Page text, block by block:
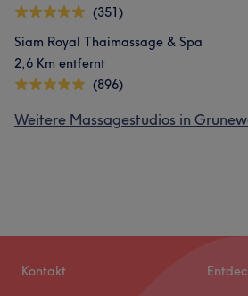
(351)
Siam Royal Thaimassage & Spa
2,6 Km entfernt
(896)
Weitere Massagestudios in
Kontakt